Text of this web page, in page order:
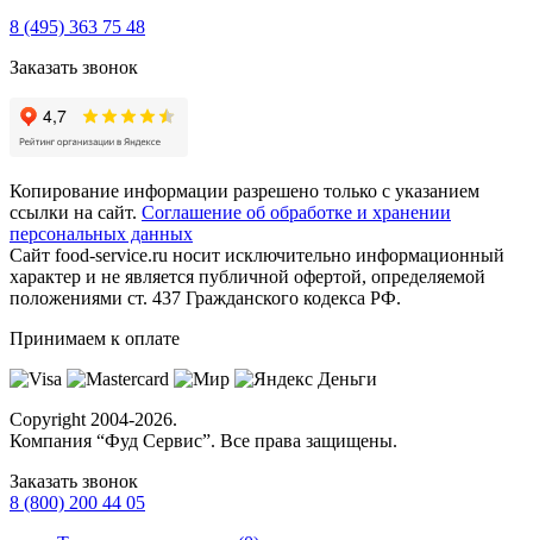
8 (495) 363 75 48
Заказать звонок
Копирование информации разрешено только с указанием
ссылки на сайт. Соглашение об обработке и хранении
персональных данных
Сайт food-service.ru носит исключительно информационный
характер и не является публичной офертой, определяемой
положениями ст. 437 Гражданского кодекса РФ.
Принимаем к оплате
Copyright 2004-2026.
Компания “Фуд Сервис”. Все права защищены.
Заказать звонок
8 (800) 200 44 05